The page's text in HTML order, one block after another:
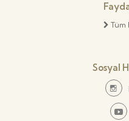
Tüm
Sosyal